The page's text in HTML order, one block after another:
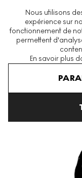
Nous utilisons
expérience sur
fonctionnement de
permettent
En savoir plus
La plus grande
David